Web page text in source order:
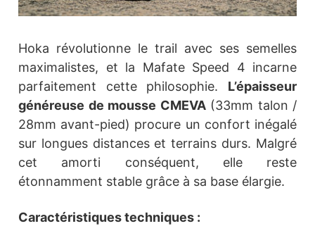
Hoka révolutionne le trail avec ses semelles
maximalistes, et la Mafate Speed 4 incarne
parfaitement cette philosophie. L’épaisseur
généreuse de mousse CMEVA(33mm talon /
28mm avant-pied) procure un confort inégalé
sur longues distances et terrains durs. Malgré
cet amorti conséquent, elle reste
étonnamment stable grâce à sa base élargie.
Caractéristiques techniques :